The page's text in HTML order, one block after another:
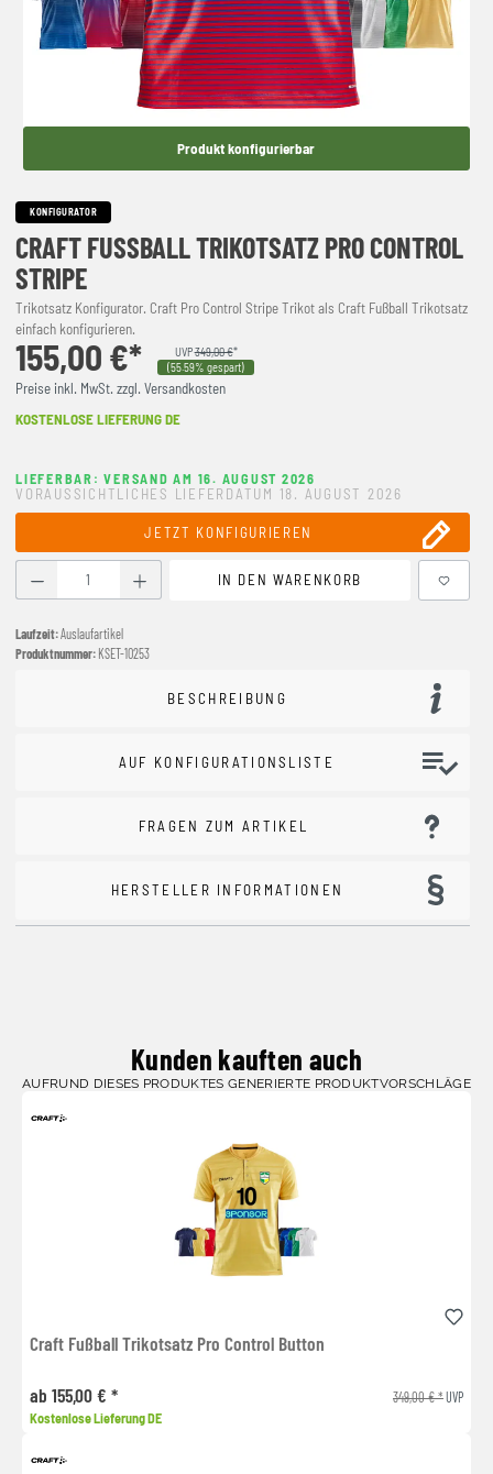
Produkt konfigurierbar
KONFIGURATOR
CRAFT FUSSBALL TRIKOTSATZ PRO CONTROL S
TRIPE
Trikotsatz Konfigurator. Craft Pro Control Stripe Trikot als Craft Fußball Trikotsatz
einfach konfigurieren.
155,00 €* UVP349,00 €*
(55.59% gespart)
Preise inkl. MwSt. zzgl. Versandkosten
KOSTENLOSE LIEFERUNG DE
LIEFERBAR: VERSAND AM 16. AUGUST 2026
VORAUSSICHTLICHES LIEFERDATUM 18. AUGUST 2026
JETZT KONFIGURIEREN
Produkt Anzahl: Gib den gewünschten Wert ein oder
IN DEN WARENKORB
Laufzeit:Auslaufartikel
Produktnummer: KSET-10253
BESCHREIBUNG
AUF KONFIGURATIONSLISTE
FRAGEN ZUM ARTIKEL
HERSTELLER INFORMATIONEN
Kunden kauften auch
AUFRUND DIESES PRODUKTES GENERIERTE PRODUKTVORSCHLÄGE
Craft Fußball Trikotsatz Pro Control Button
ab 155,00 € * 349,00 € *UVP
Kostenlose Lieferung DE